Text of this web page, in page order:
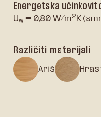
Energetska
Uw= 0,80 W/m2 K
Različiti materijali
Ariš